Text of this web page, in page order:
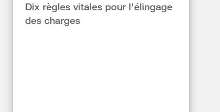
Dix règles vitales pour l'élingage
des charges